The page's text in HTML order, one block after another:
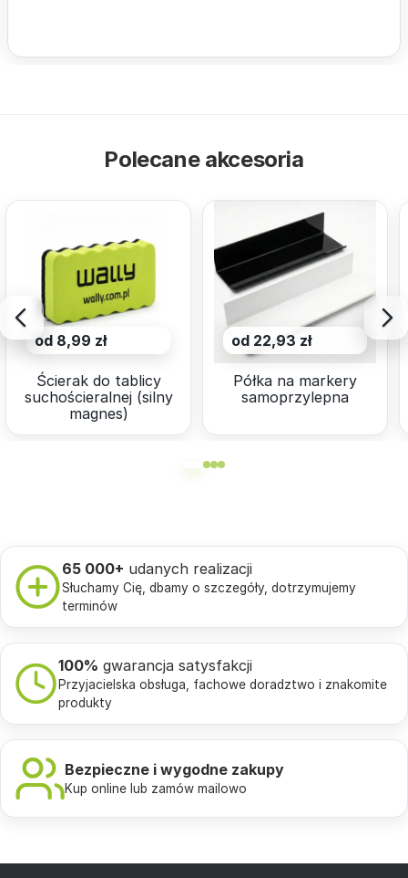
Polecane akcesoria
od 8,99 zł
Ścierak do tablicy
suchościeralnej (silny
magnes)
od 22,93 zł
Półka na markery
samoprzylepna
65 000+ udanych realizacji
Słuchamy Cię, dbamy o szczegóły, dotrzymujemy
terminów
100% gwarancja satysfakcji
Przyjacielska obsługa, fachowe doradztwo i znakomite
produkty
Bezpieczne i wygodne zakupy
Kup online lub zamów mailowo